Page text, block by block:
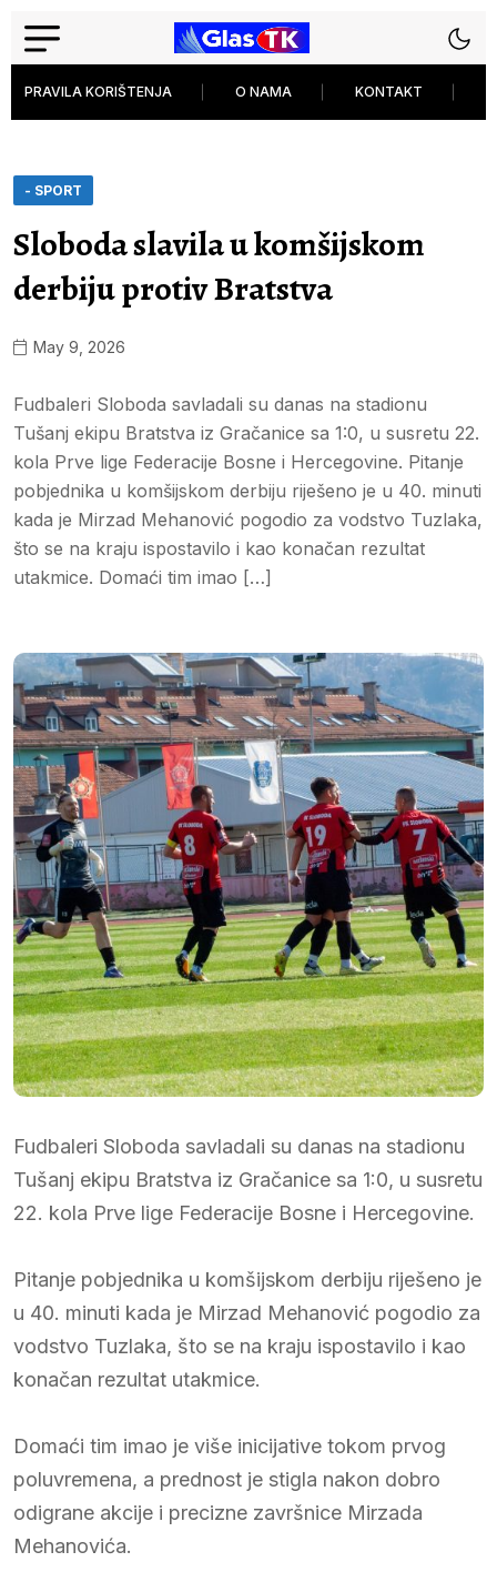
PRAVILA KORIŠTENJA O NAMA KONTAKT
- SPORT
Sloboda slavila u komšijskom
derbiju protiv Bratstva
May 9, 2026
Fudbaleri Sloboda savladali su danas na stadionu
Tušanj ekipu Bratstva iz Gračanice sa 1:0, u susretu 22.
kola Prve lige Federacije Bosne i Hercegovine. Pitanje
pobjednika u komšijskom derbiju riješeno je u 40. minuti
kada je Mirzad Mehanović pogodio za vodstvo Tuzlaka,
što se na kraju ispostavilo i kao konačan rezultat
utakmice. Domaći tim imao […]
Fudbaleri Sloboda savladali su danas na stadionu
Tušanj ekipu Bratstva iz Gračanice sa 1:0, u susretu
22. kola Prve lige Federacije Bosne i Hercegovine.
Pitanje pobjednika u komšijskom derbiju riješeno je
u 40. minuti kada je Mirzad Mehanović pogodio za
vodstvo Tuzlaka, što se na kraju ispostavilo i kao
konačan rezultat utakmice.
Domaći tim imao je više inicijative tokom prvog
poluvremena, a prednost je stigla nakon dobro
odigrane akcije i precizne završnice Mirzada
Mehanovića.